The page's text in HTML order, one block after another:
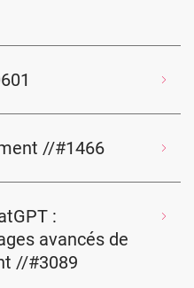
//#1466
:
avancés de
//#3089